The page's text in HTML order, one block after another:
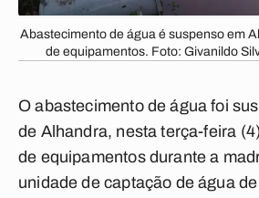
Abastecimento de água é suspenso em
de equipamentos. Foto: Givanildo
O abastecimento de água foi
de Alhandra, nesta terça-feira
de equipamentos durante a
unidade de captação de água